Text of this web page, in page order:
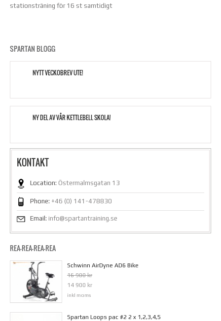
stationsträning för 16 st samtidigt
SPARTAN BLOGG
NYTT VECKOBREV UTE!
NY DEL AV VÅR KETTLEBELL SKOLA!
KONTAKT
Location: Östermalmsgatan 13
Phone: +46 (0) 141-478830
Email: info@spartantraining.se
REA-REA-REA-REA
Schwinn AirDyne AD6 Bike
16 900 kr
14 900 kr
inkl moms
Spartan Loops pac #2 2 x 1,2,3,4,5